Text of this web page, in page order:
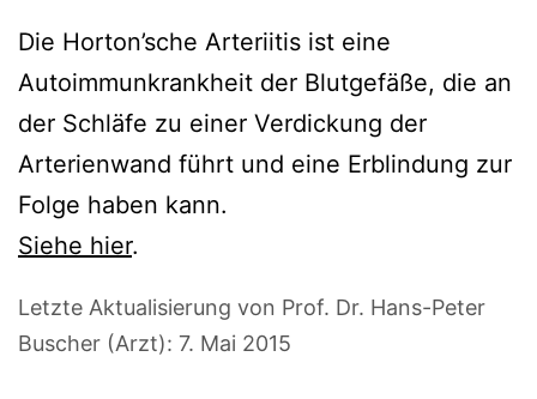
Die Horton’sche Arteriitis ist eine
Autoimmunkrankheit der Blutgefäße, die an
der Schläfe zu einer Verdickung der
Arterienwand führt und eine Erblindung zur
Folge haben kann.
Siehe hier.
Letzte Aktualisierung von Prof. Dr. Hans-Peter
Buscher (Arzt): 7. Mai 2015